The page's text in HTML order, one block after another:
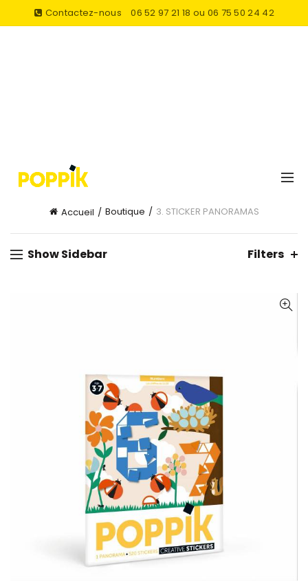
Contactez-nous 06 52 97 21 18 ou 06 75 50 24 42
Accueil Boutique 3. STICKER PANORAMAS
Show Sidebar Filters